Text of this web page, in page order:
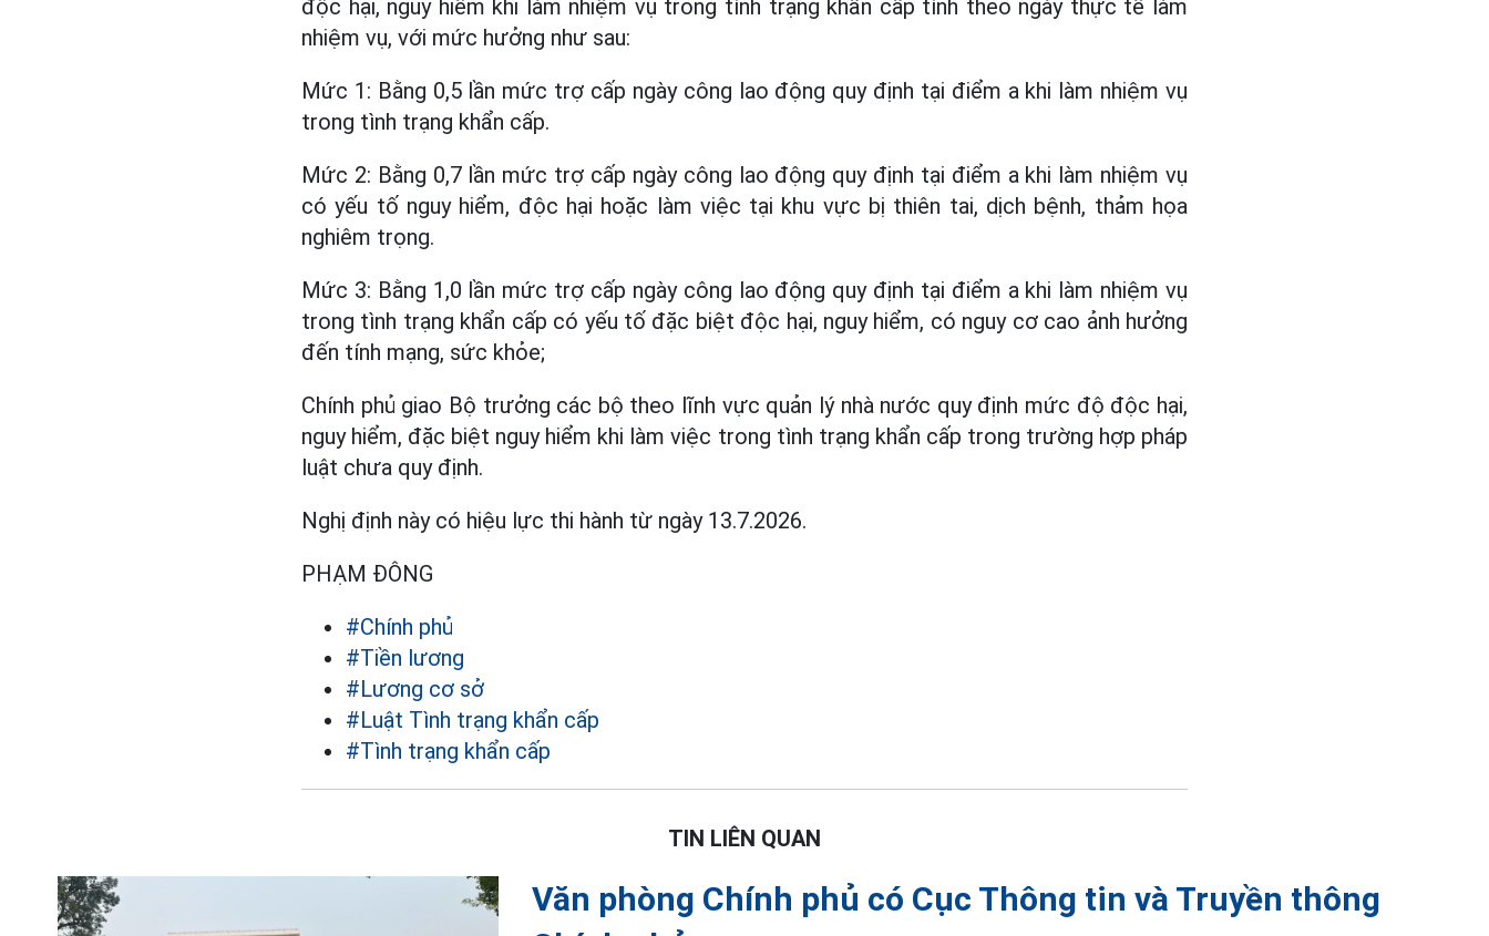
độc hại, nguy hiểm khi làm nhiệm vụ trong tình trạng khẩn cấp tính theo ngày thực tế làm
nhiệm vụ, với mức hưởng như sau:
Mức 1: Bằng 0,5 lần mức trợ cấp ngày công lao động quy định tại điểm a khi làm nhiệm vụ
trong tình trạng khẩn cấp.
Mức 2: Bằng 0,7 lần mức trợ cấp ngày công lao động quy định tại điểm a khi làm nhiệm vụ
có yếu tố nguy hiểm, độc hại hoặc làm việc tại khu vực bị thiên tai, dịch bệnh, thảm họa
nghiêm trọng.
Mức 3: Bằng 1,0 lần mức trợ cấp ngày công lao động quy định tại điểm a khi làm nhiệm vụ
trong tình trạng khẩn cấp có yếu tố đặc biệt độc hại, nguy hiểm, có nguy cơ cao ảnh hưởng
đến tính mạng, sức khỏe;
Chính phủ giao Bộ trưởng các bộ theo lĩnh vực quản lý nhà nước quy định mức độ độc hại,
nguy hiểm, đặc biệt nguy hiểm khi làm việc trong tình trạng khẩn cấp trong trường hợp pháp
luật chưa quy định.
Nghị định này có hiệu lực thi hành từ ngày 13.7.2026.
PHẠM ĐÔNG
#Chính phủ
#Tiền lương
#Lương cơ sở
#Luật Tình trạng khẩn cấp
#Tình trạng khẩn cấp
TIN LIÊN QUAN
Văn phòng Chính phủ có Cục Thông tin và Truyền thông